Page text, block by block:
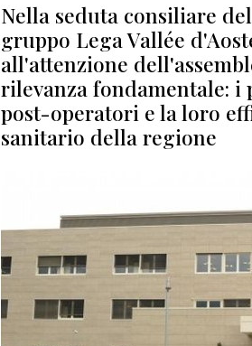
Nella seduta consiliare
gruppo Lega Vallée
all'attenzione
rilevanza fondamentale:
post-operatori e la loro
sanitario della regione